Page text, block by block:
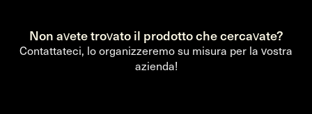
Non avete trovato il prodotto che cercavate?
Contattateci, lo organizzeremo su misura per la vostra
azienda!